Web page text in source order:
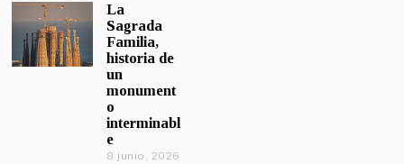
La
Sagrada
Familia,
historia de
un
monument
o
interminabl
e
8 junio, 2026